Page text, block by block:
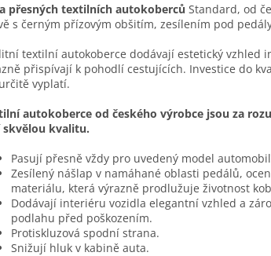
přesných textilních autokoberců Standard, od
s černým přízovým obšitím, zesílením pod
textilní autokoberce dodávají estetický vzhled
přispívají k pohodlí cestujících. Investice do
vyplatí.
autokoberce od českého výrobce jsou za
skvělou kvalitu.
Pasují přesně vždy pro uvedený model
Zesílený nášlap v namáhané oblasti pedálů,
materiálu, která výrazně prodlužuje životnost
Dodávají interiéru vozidla elegantní vzhled a
podlahu před poškozením.
Protiskluzová spodní strana.
Snižují hluk v kabině auta.